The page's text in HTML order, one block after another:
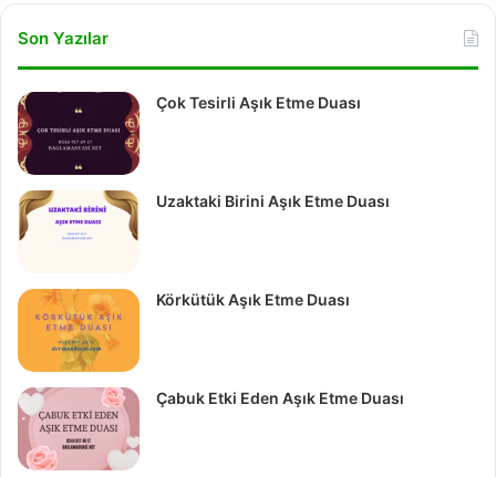
Son Yazılar
Çok Tesirli Aşık Etme Duası
Uzaktaki Birini Aşık Etme Duası
Körkütük Aşık Etme Duası
Çabuk Etki Eden Aşık Etme Duası